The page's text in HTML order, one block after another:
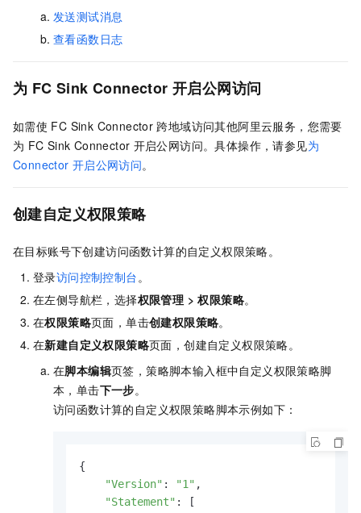
发送测试消息
查看函数日志
为 FC Sink Connector 开启公网访问
如需使 FC Sink Connector 跨地域访问其他阿里云服务，您需要
为 FC Sink Connector 开启公网访问。具体操作，请参见为
Connector 开启公网访问。
创建自定义权限策略
在目标账号下创建访问函数计算的自定义权限策略。
登录访问控制控制台 。
在左侧导航栏，选择权限管理 > 权限策略。
在权限策略页面，单击创建权限策略。
在新建自定义权限策略页面，创建自定义权限策略。
在脚本编辑页签，策略脚本输入框中自定义权限策略脚
本，单击下一步。
访问函数计算的自定义权限策略脚本示例如下：
{
"Version" : "1" ,
"Statement" : [